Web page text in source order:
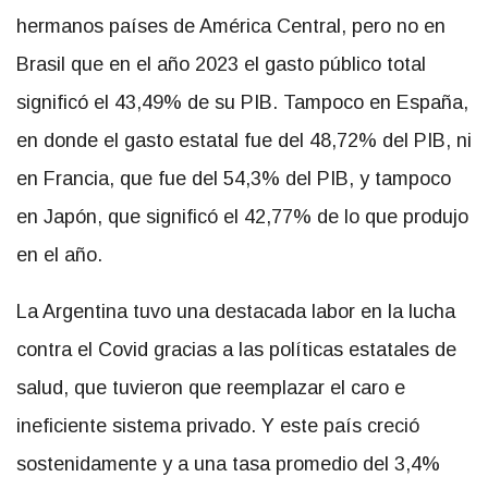
hermanos países de América Central, pero no en
Brasil que en el año 2023 el gasto público total
significó el 43,49% de su PIB. Tampoco en España,
en donde el gasto estatal fue del 48,72% del PIB, ni
en Francia, que fue del 54,3% del PIB, y tampoco
en Japón, que significó el 42,77% de lo que produjo
en el año.
La Argentina tuvo una destacada labor en la lucha
contra el Covid gracias a las políticas estatales de
salud, que tuvieron que reemplazar el caro e
ineficiente sistema privado. Y este país creció
sostenidamente y a una tasa promedio del 3,4%